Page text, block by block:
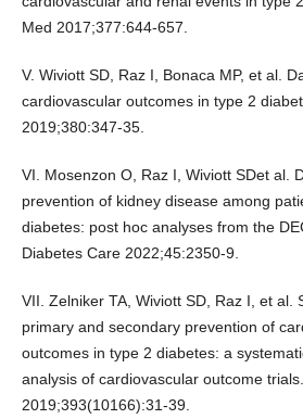
Med 2017;377:644-657.
V. Wiviott SD, Raz I, Bonaca MP, et al.
cardiovascular outcomes in type 2
2019;380:347-35.
VI. Mosenzon O, Raz I, Wiviott SDet al.
prevention of kidney disease among
diabetes: post hoc analyses from the
Diabetes Care 2022;45:2350-9.
VII. Zelniker TA, Wiviott SD, Raz I, et al.
primary and secondary prevention of
outcomes in type 2 diabetes: a
analysis of cardiovascular outcome
2019;393(10166):31-39.